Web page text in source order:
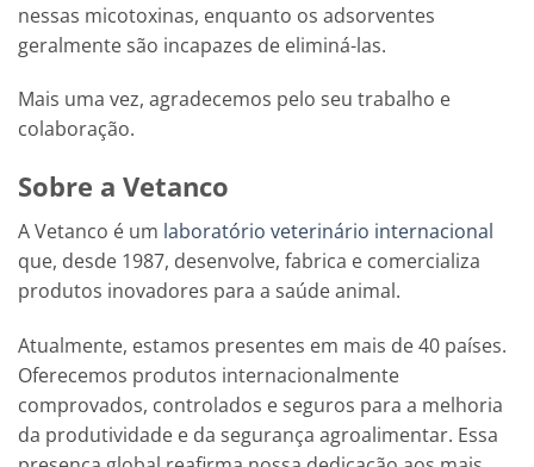
nessas micotoxinas, enquanto os adsorventes
geralmente são incapazes de eliminá-las.
Mais uma vez, agradecemos pelo seu trabalho e
colaboração.
Sobre a Vetanco
A Vetanco é um laboratório veterinário internacional
que, desde 1987, desenvolve, fabrica e comercializa
produtos inovadores para a saúde animal.
Atualmente, estamos presentes em mais de 40 países.
Oferecemos produtos internacionalmente
comprovados, controlados e seguros para a melhoria
da produtividade e da segurança agroalimentar. Essa